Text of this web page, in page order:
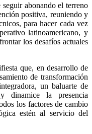
abonando el terreno
positiva, reuniendo y
para hacer cada vez
latinoamericano, y
los desafíos actuales
que, en desarrollo de
de transformación
un baluarte de
dinamice la presencia
los factores de cambio
estén al servicio del